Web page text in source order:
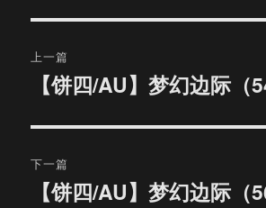
章
航
上一篇
文
章：
【饼四/AU】梦幻边际（
下一篇
【饼四/AU】梦幻边际（